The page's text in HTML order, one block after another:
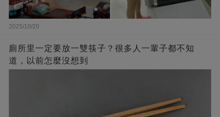
2025/10/20
廁所里一定要放一雙筷子？很多人一輩子都不知
道，以前怎麼沒想到